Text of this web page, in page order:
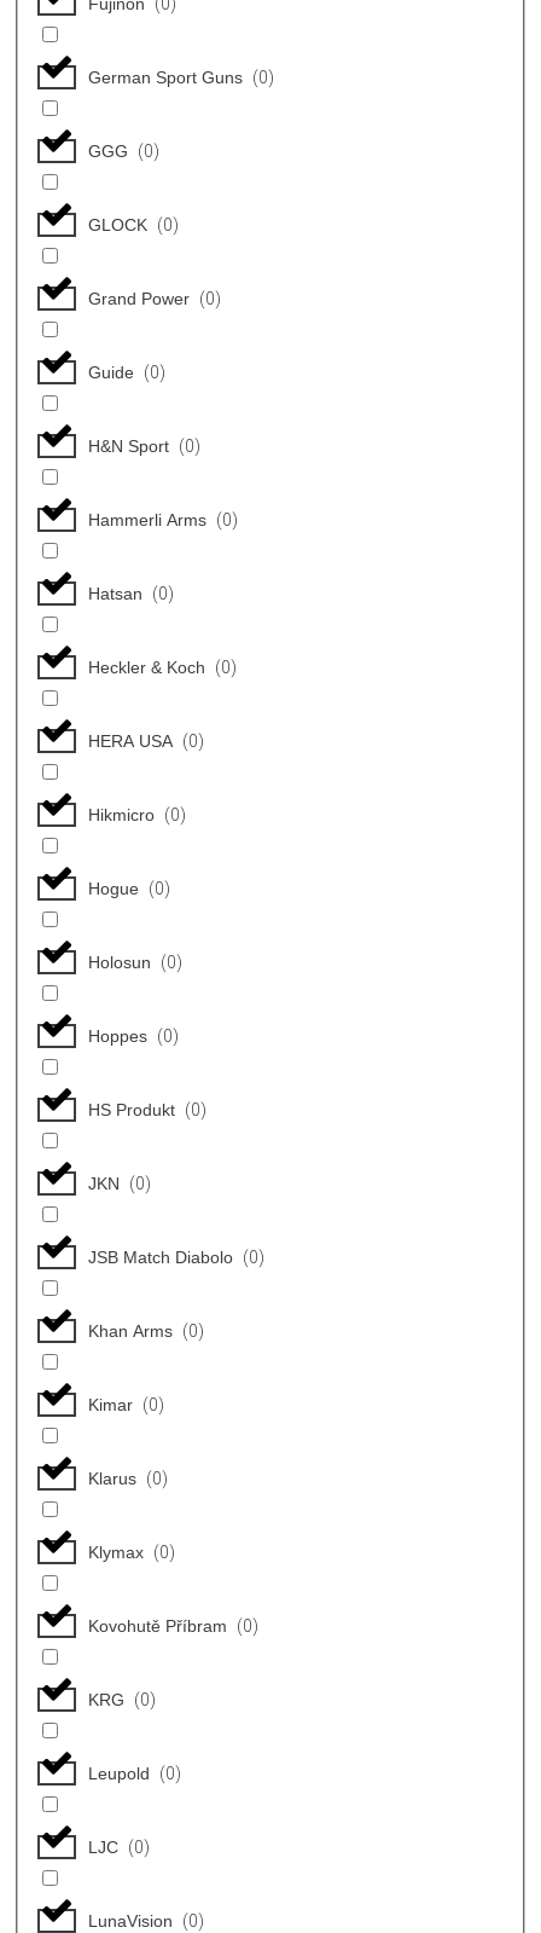
German Sport Guns (0)
GGG (0)
GLOCK (0)
Grand Power (0)
Guide (0)
H&N Sport (0)
Hammerli Arms (0)
Hatsan (0)
Heckler & Koch (0)
HERA USA (0)
Hikmicro (0)
Hogue (0)
Holosun (0)
Hoppes (0)
HS Produkt (0)
JKN (0)
JSB Match Diabolo (0)
Khan Arms (0)
Kimar (0)
Klarus (0)
Klymax (0)
Kovohutě Příbram (0)
KRG (0)
Leupold (0)
LJC (0)
LunaVision (0)